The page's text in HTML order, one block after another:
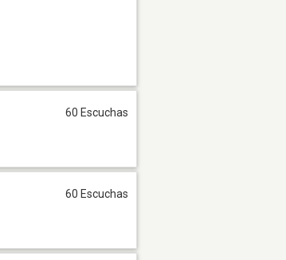
60 Escuchas
60 Escuchas